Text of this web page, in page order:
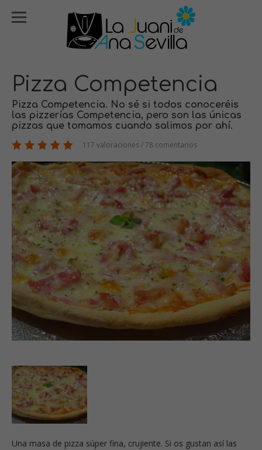
Pizza Competencia
Pizza Competencia. No sé si todos conoceréis
las pizzerías Competencia, pero son las únicas
pizzas que tomamos cuando salimos por ahí.
117 valoraciones / 78 comentarios
Una masa de pizza súper fina, crujiente. Si os gustan así las